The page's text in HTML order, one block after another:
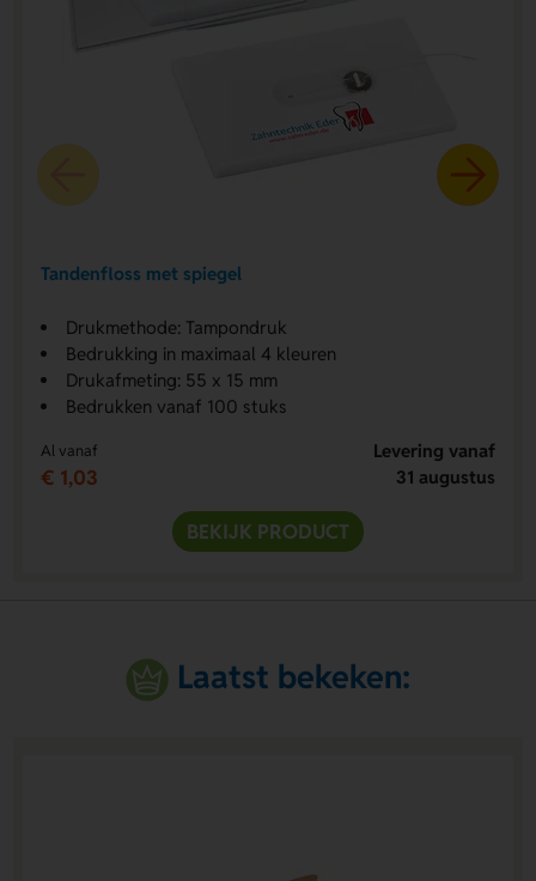
Tandenfloss met spiegel
Drukmethode: Tampondruk
Bedrukking in maximaal 4 kleuren
Drukafmeting: 55 x 15 mm
Bedrukken vanaf 100 stuks
Al vanaf
€ 1,03
Levering vanaf
31 augustus
BEKIJK PRODUCT
Laatst bekeken: